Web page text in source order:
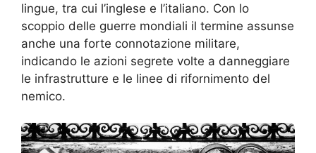
lingue, tra cui l’inglese e l’italiano. Con lo
scoppio delle guerre mondiali il termine assunse
anche una forte connotazione militare,
indicando le azioni segrete volte a danneggiare
le infrastrutture e le linee di rifornimento del
nemico.